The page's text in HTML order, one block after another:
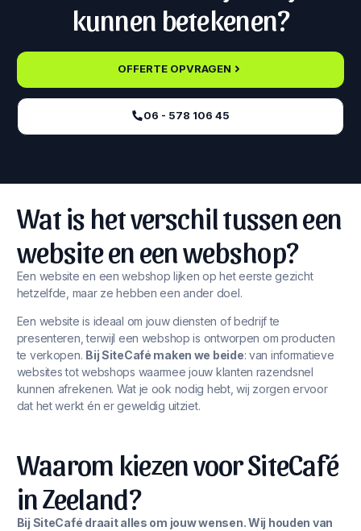
kunnen betekenen?
OFFERTE OPVRAGEN
06 - 578 106 45‬
Wat is het verschil tussen een
website en een webshop?
Een website en een webshop lijken op het eerste gezicht
hetzelfde, maar ze hebben een ander doel.
Een website is ideaal om jouw diensten of bedrijf te
presenteren, terwijl een webshop is ontworpen om producten
te verkopen. Bij SiteCafé maken we beide: van informatieve
websites tot webshops waarmee jouw klanten razendsnel
kunnen afrekenen. Wat je ook nodig hebt, wij zorgen ervoor
dat het werkt én er geweldig uitziet.
Waarom kiezen voor SiteCafé
in Zeeland?
Bij SiteCafé draait alles om jouw wensen. Wij houden van